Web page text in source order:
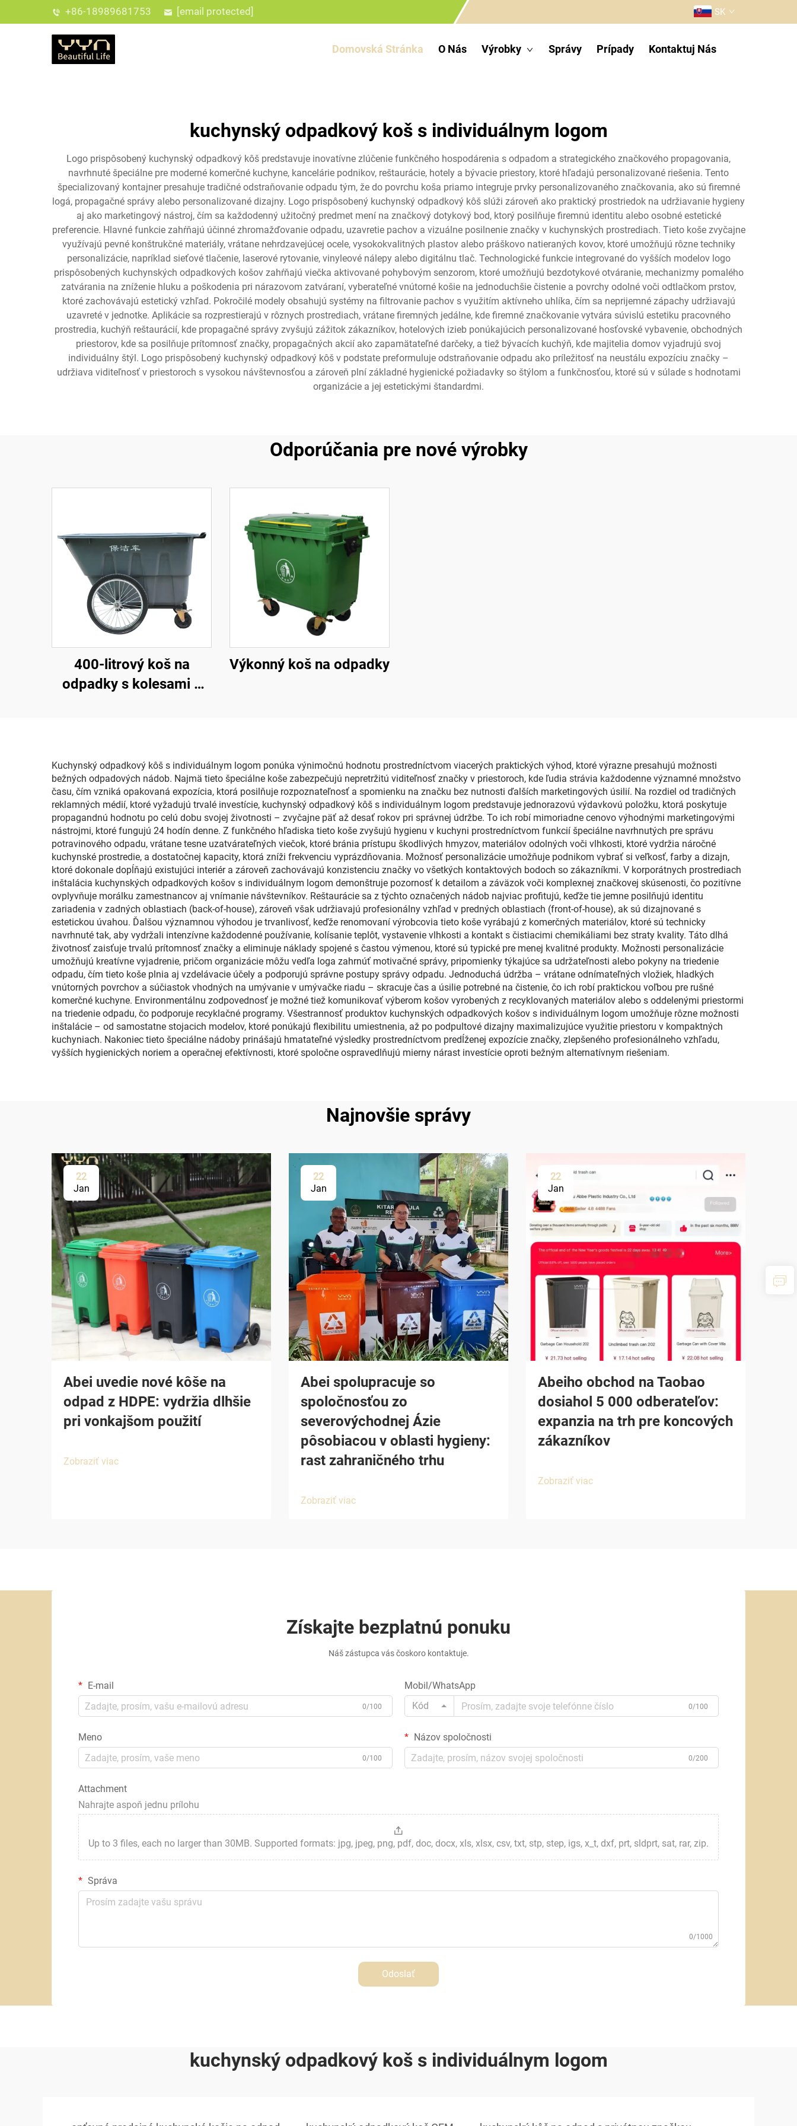
+86-18989681753 [email protected] SK
Domovská Stránka O Nás Výrobky Správy Prípady Kontaktuj Nás
kuchynský odpadkový koš s individuálnym logom
Logo prispôsobený kuchynský odpadkový kôš predstavuje inovatívne zlúčenie funkčného hospodárenia s odpadom a strategického značkového propagovania,
navrhnuté špeciálne pre moderné komerčné kuchyne, kancelárie podnikov, reštaurácie, hotely a bývacie priestory, ktoré hľadajú personalizované riešenia. Tento
špecializovaný kontajner presahuje tradičné odstraňovanie odpadu tým, že do povrchu koša priamo integruje prvky personalizovaného značkovania, ako sú firemné
logá, propagačné správy alebo personalizované dizajny. Logo prispôsobený kuchynský odpadkový kôš slúži zároveň ako praktický prostriedok na udržiavanie hygieny
aj ako marketingový nástroj, čím sa každodenný užitočný predmet mení na značkový dotykový bod, ktorý posilňuje firemnú identitu alebo osobné estetické
preferencie. Hlavné funkcie zahŕňajú účinné zhromažďovanie odpadu, uzavretie pachov a vizuálne posilnenie značky v kuchynských prostrediach. Tieto koše zvyčajne
využívajú pevné konštrukčné materiály, vrátane nehrdzavejúcej ocele, vysokokvalitných plastov alebo práškovo natieraných kovov, ktoré umožňujú rôzne techniky
personalizácie, napríklad sieťové tlačenie, laserové rytovanie, vinyleové nálepy alebo digitálnu tlač. Technologické funkcie integrované do vyšších modelov logo
prispôsobených kuchynských odpadkových košov zahŕňajú viečka aktivované pohybovým senzorom, ktoré umožňujú bezdotykové otváranie, mechanizmy pomalého
zatvárania na zníženie hluku a poškodenia pri nárazovom zatváraní, vyberateľné vnútorné košie na jednoduchšie čistenie a povrchy odolné voči odtlačkom prstov,
ktoré zachovávajú estetický vzhľad. Pokročilé modely obsahujú systémy na filtrovanie pachov s využitím aktívneho uhlíka, čím sa neprijemné zápachy udržiavajú
uzavreté v jednotke. Aplikácie sa rozprestierajú v rôznych prostrediach, vrátane firemných jedálne, kde firemné značkovanie vytvára súvislú estetiku pracovného
prostredia, kuchýň reštaurácií, kde propagačné správy zvyšujú zážitok zákazníkov, hotelových izieb ponúkajúcich personalizované hosťovské vybavenie, obchodných
priestorov, kde sa posilňuje prítomnosť značky, propagačných akcií ako zapamätateľné darčeky, a tiež bývacích kuchýň, kde majitelia domov vyjadrujú svoj
individuálny štýl. Logo prispôsobený kuchynský odpadkový kôš v podstate preformuluje odstraňovanie odpadu ako príležitosť na neustálu expozíciu značky –
udržiava viditeľnosť v priestoroch s vysokou návštevnosťou a zároveň plní základné hygienické požiadavky so štýlom a funkčnosťou, ktoré sú v súlade s hodnotami
organizácie a jej estetickými štandardmi.
Odporúčania pre nové výrobky
400-litrový koš na
odpadky s kolesami a
Výkonný koš na odpadky
Kuchynský odpadkový kôš s individuálnym logom ponúka výnimočnú hodnotu prostredníctvom viacerých praktických výhod, ktoré výrazne presahujú možnosti
bežných odpadových nádob. Najmä tieto špeciálne koše zabezpečujú nepretržitú viditeľnosť značky v priestoroch, kde ľudia strávia každodenne významné množstvo
času, čím vzniká opakovaná expozícia, ktorá posilňuje rozpoznateľnosť a spomienku na značku bez nutnosti ďalších marketingových úsilií. Na rozdiel od tradičných
reklamných médií, ktoré vyžadujú trvalé investície, kuchynský odpadkový kôš s individuálnym logom predstavuje jednorazovú výdavkovú položku, ktorá poskytuje
propagandnú hodnotu po celú dobu svojej životnosti – zvyčajne päť až desať rokov pri správnej údržbe. To ich robí mimoriadne cenovo výhodnými marketingovými
nástrojmi, ktoré fungujú 24 hodín denne. Z funkčného hľadiska tieto koše zvyšujú hygienu v kuchyni prostredníctvom funkcií špeciálne navrhnutých pre správu
potravinového odpadu, vrátane tesne uzatvárateľných viečok, ktoré bránia prístupu škodlivých hmyzov, materiálov odolných voči vlhkosti, ktoré vydržia náročné
kuchynské prostredie, a dostatočnej kapacity, ktorá zníži frekvenciu vyprázdňovania. Možnosť personalizácie umožňuje podnikom vybrať si veľkosť, farby a dizajn,
ktoré dokonale dopĺňajú existujúci interiér a zároveň zachovávajú konzistenciu značky vo všetkých kontaktových bodoch so zákazníkmi. V korporátnych prostrediach
inštalácia kuchynských odpadkových košov s individuálnym logom demonštruje pozornosť k detailom a záväzok voči komplexnej značkovej skúsenosti, čo pozitívne
ovplyvňuje morálku zamestnancov aj vnímanie návštevníkov. Reštaurácie sa z týchto označených nádob najviac profitujú, keďže tie jemne posilňujú identitu
zariadenia v zadných oblastiach (back-of-house), zároveň však udržiavajú profesionálny vzhľad v predných oblastiach (front-of-house), ak sú dizajnované s
estetickou úvahou. Ďalšou významnou výhodou je trvanlivosť, keďže renomovaní výrobcovia tieto koše vyrábajú z komerčných materiálov, ktoré sú technicky
navrhnuté tak, aby vydržali intenzívne každodenné používanie, kolísanie teplôt, vystavenie vlhkosti a kontakt s čistiacimi chemikáliami bez straty kvality. Táto dlhá
životnosť zaisťuje trvalú prítomnosť značky a eliminuje náklady spojené s častou výmenou, ktoré sú typické pre menej kvalitné produkty. Možnosti personalizácie
umožňujú kreatívne vyjadrenie, pričom organizácie môžu vedľa loga zahrnúť motivačné správy, pripomienky týkajúce sa udržateľnosti alebo pokyny na triedenie
odpadu, čím tieto koše plnia aj vzdelávacie účely a podporujú správne postupy správy odpadu. Jednoduchá údržba – vrátane odnímateľných vložiek, hladkých
vnútorných povrchov a súčiastok vhodných na umývanie v umývačke riadu – skracuje čas a úsilie potrebné na čistenie, čo ich robí praktickou voľbou pre rušné
komerčné kuchyne. Environmentálnu zodpovednosť je možné tiež komunikovať výberom košov vyrobených z recyklovaných materiálov alebo s oddelenými priestormi
na triedenie odpadu, čo podporuje recyklačné programy. Všestrannosť produktov kuchynských odpadkových košov s individuálnym logom umožňuje rôzne možnosti
inštalácie – od samostatne stojacich modelov, ktoré ponúkajú flexibilitu umiestnenia, až po podpultové dizajny maximalizujúce využitie priestoru v kompaktných
kuchyniach. Nakoniec tieto špeciálne nádoby prinášajú hmatateľné výsledky prostredníctvom predĺženej expozície značky, zlepšeného profesionálneho vzhľadu,
vyšších hygienických noriem a operačnej efektívnosti, ktoré spoločne ospravedlňujú mierny nárast investície oproti bežným alternatívnym riešeniam.
Najnovšie správy
22
Jan
Abei uvedie nové kôše na
odpad z HDPE: vydržia dlhšie
pri vonkajšom použití
Zobraziť viac
22
Jan
Abei spolupracuje so
spoločnosťou zo
severovýchodnej Ázie
pôsobiacou v oblasti hygieny:
rast zahraničného trhu
Zobraziť viac
22
Jan
Abeiho obchod na Taobao
dosiahol 5 000 odberateľov:
expanzia na trh pre koncových
zákazníkov
Zobraziť viac
Získajte bezplatnú ponuku
Náš zástupca vás čoskoro kontaktuje.
E-mail
0/100
Mobil/WhatsApp
Kód
0/100
Meno
0/100
Názov spoločnosti
0/200
Attachment
Nahrajte aspoň jednu prílohu
Up to 3 files, each no larger than 30MB. Supported formats: jpg, jpeg, png, pdf, doc, docx, xls, xlsx, csv, txt, stp, step, igs, x_t, dxf, prt, sldprt, sat, rar, zip.
Správa
0/1000
Odoslať
kuchynský odpadkový koš s individuálnym logom